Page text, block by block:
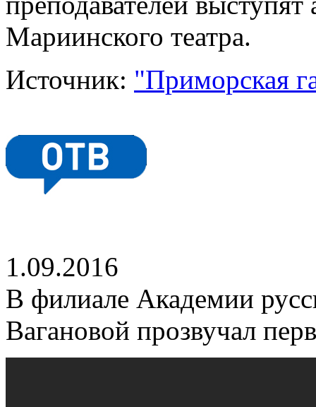
Мариинского театра.
Источник: "Приморская
1.09.2016
В филиале Академии
Вагановой прозвучал